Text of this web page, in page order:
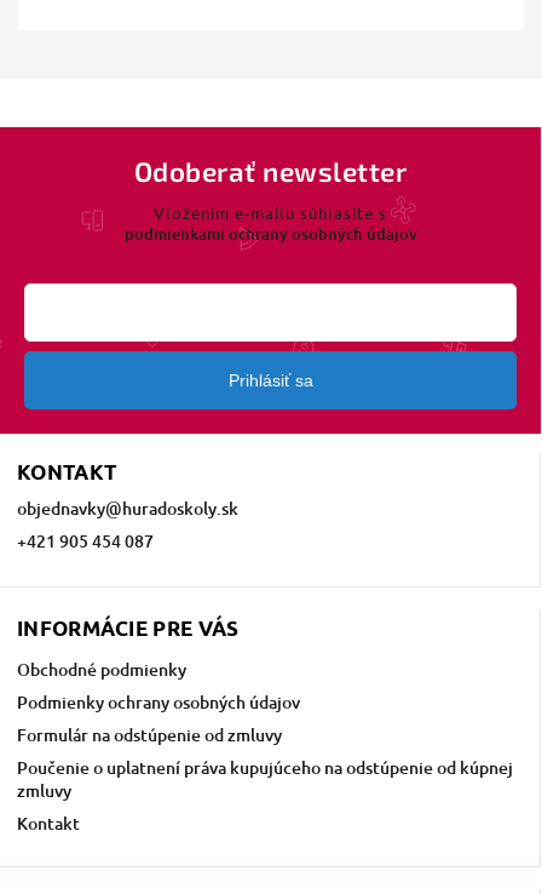
KONTAKT
objednavky@huradoskoly.sk
+421 905 454 087
INFORMÁCIE PRE VÁS
Obchodné podmienky
Podmienky ochrany osobných údajov
Formulár na odstúpenie od zmluvy
Poučenie o uplatnení práva kupujúceho na odstúpenie od kúpnej
zmluvy
Kontakt
Odoberať newsletter
Vložením e-mailu súhlasíte s
podmienkami ochrany osobných údajov
Prihlásiť sa